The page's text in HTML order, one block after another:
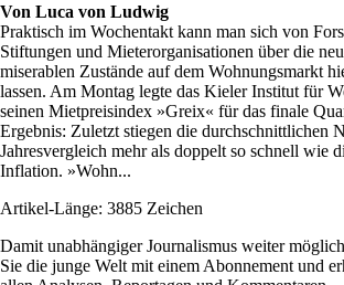
Von Luca von Ludwig
Praktisch im Wochentakt kann man sich von
Stiftungen und Mieterorganisationen über die
miserablen Zustände auf dem Wohnungsmarkt
lassen. Am Montag legte das Kieler Institut für
seinen Mietpreisindex »Greix« für das finale
Ergebnis: Zuletzt stiegen die durchschnittlichen
Jahresvergleich mehr als doppelt so schnell wie
Inflation. »Wohn...
Artikel-Länge: 3885 Zeichen
Damit unabhängiger Journalismus weiter
Sie die junge Welt mit einem Abonnement und